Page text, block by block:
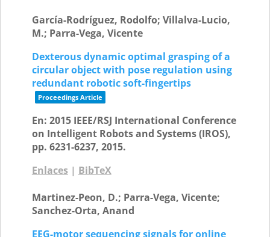
García-Rodríguez, Rodolfo; Villalva-Lucio,
M.; Parra-Vega, Vicente
Dexterous dynamic optimal grasping of a
circular object with pose regulation using
redundant robotic soft-fingertips
Proceedings Article
En: 2015 IEEE/RSJ International Conference
on Intelligent Robots and Systems (IROS),
pp. 6231-6237, 2015.
Enlaces| BibTeX
Martinez-Peon, D.; Parra-Vega, Vicente;
Sanchez-Orta, Anand
EEG-motor sequencing signals for online